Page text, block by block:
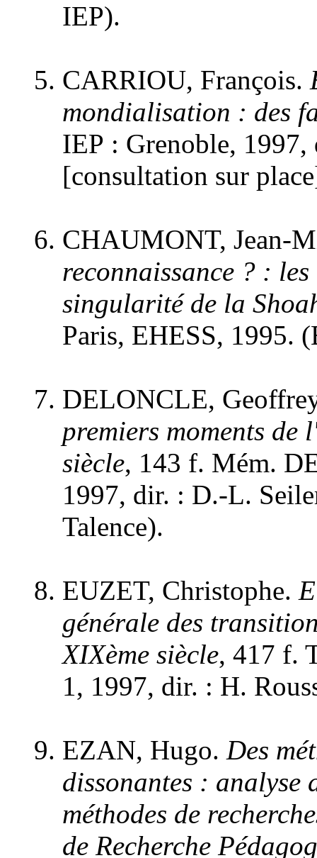
IEP).
CARRIOU, François.
mondialisation : des
IEP : Grenoble,
[consultation sur
CHAUMONT, Jean-
reconnaissance ? :
singularité de la
Paris, EHESS, 1995.
DELONCLE,
premiers moments de
siècle, 143 f. Mém.
1997, dir. : D.-L.
Talence).
EUZET, Christophe.
générale des
XIXème siècle, 417 f.
1, 1997, dir. : H.
EZAN, Hugo. Des
dissonantes : analyse
méthodes de
de Recherche